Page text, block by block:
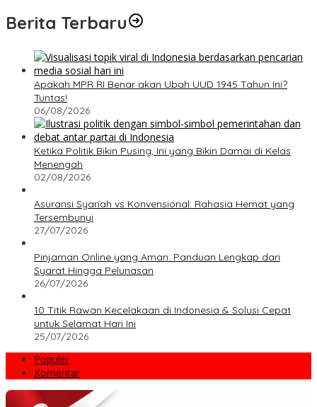
Berita Terbaru
Apakah MPR RI Benar akan Ubah UUD 1945 Tahun Ini?
Tuntas!
06/08/2026
Ketika Politik Bikin Pusing, Ini yang Bikin Damai di Kelas
Menengah
02/08/2026
Asuransi Syariah vs Konvensional: Rahasia Hemat yang
Tersembunyi
27/07/2026
Pinjaman Online yang Aman: Panduan Lengkap dari
Syarat Hingga Pelunasan
26/07/2026
10 Titik Rawan Kecelakaan di Indonesia & Solusi Cepat
untuk Selamat Hari Ini
25/07/2026
Populer
Komentar